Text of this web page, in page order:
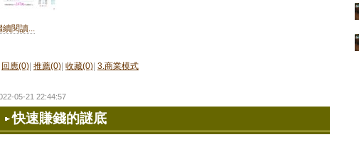
續閱讀...
回應(0)| 推薦(0)| 收藏(0)| 3.商業模式
05-21 22:44:57
快速賺錢的謎底